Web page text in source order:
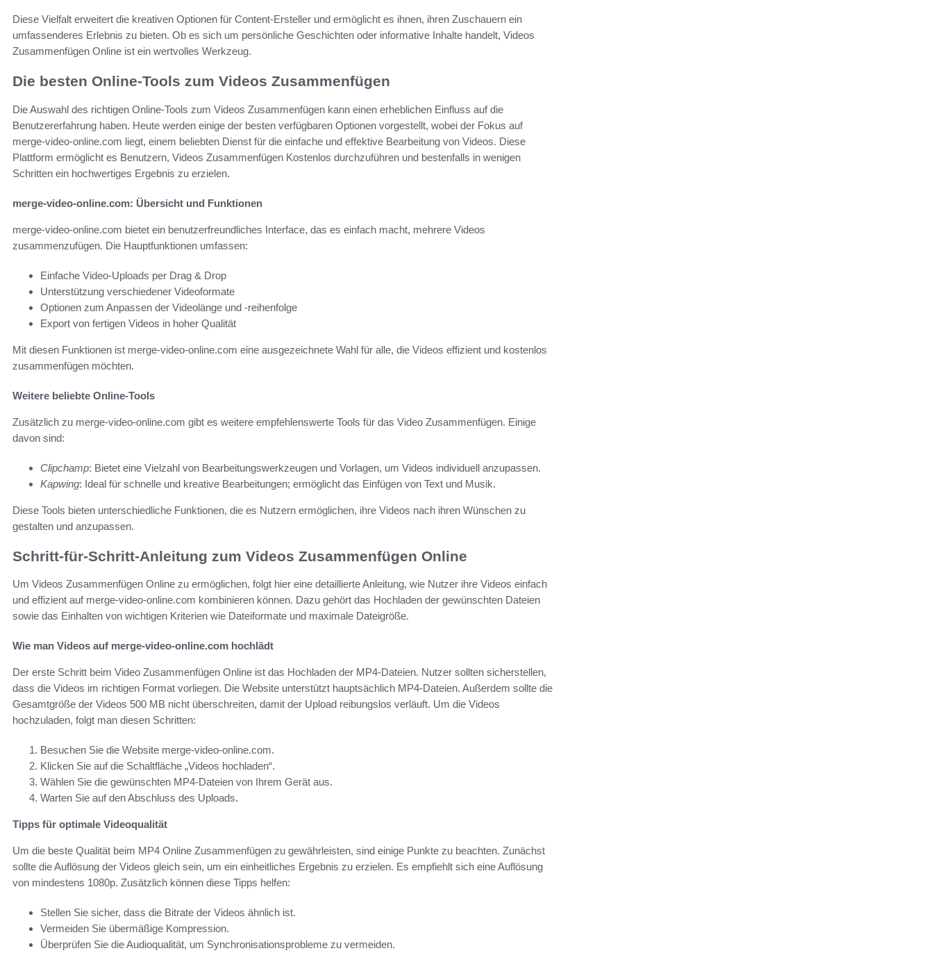
Diese Vielfalt erweitert die kreativen Optionen für Content-Ersteller und ermöglicht es ihnen, ihren Zuschauern ein
umfassenderes Erlebnis zu bieten. Ob es sich um persönliche Geschichten oder informative Inhalte handelt, Videos
Zusammenfügen Online ist ein wertvolles Werkzeug.
Die besten Online-Tools zum Videos Zusammenfügen
Die Auswahl des richtigen Online-Tools zum Videos Zusammenfügen kann einen erheblichen Einfluss auf die
Benutzererfahrung haben. Heute werden einige der besten verfügbaren Optionen vorgestellt, wobei der Fokus auf
merge-video-online.com liegt, einem beliebten Dienst für die einfache und effektive Bearbeitung von Videos. Diese
Plattform ermöglicht es Benutzern, Videos Zusammenfügen Kostenlos durchzuführen und bestenfalls in wenigen
Schritten ein hochwertiges Ergebnis zu erzielen.
merge-video-online.com: Übersicht und Funktionen
merge-video-online.com bietet ein benutzerfreundliches Interface, das es einfach macht, mehrere Videos
zusammenzufügen. Die Hauptfunktionen umfassen:
Einfache Video-Uploads per Drag & Drop
Unterstützung verschiedener Videoformate
Optionen zum Anpassen der Videolänge und -reihenfolge
Export von fertigen Videos in hoher Qualität
Mit diesen Funktionen ist merge-video-online.com eine ausgezeichnete Wahl für alle, die Videos effizient und kostenlos
zusammenfügen möchten.
Weitere beliebte Online-Tools
Zusätzlich zu merge-video-online.com gibt es weitere empfehlenswerte Tools für das Video Zusammenfügen. Einige
davon sind:
Clipchamp: Bietet eine Vielzahl von Bearbeitungswerkzeugen und Vorlagen, um Videos individuell anzupassen.
Kapwing: Ideal für schnelle und kreative Bearbeitungen; ermöglicht das Einfügen von Text und Musik.
Diese Tools bieten unterschiedliche Funktionen, die es Nutzern ermöglichen, ihre Videos nach ihren Wünschen zu
gestalten und anzupassen.
Schritt-für-Schritt-Anleitung zum Videos Zusammenfügen Online
Um Videos Zusammenfügen Online zu ermöglichen, folgt hier eine detaillierte Anleitung, wie Nutzer ihre Videos einfach
und effizient auf merge-video-online.com kombinieren können. Dazu gehört das Hochladen der gewünschten Dateien
sowie das Einhalten von wichtigen Kriterien wie Dateiformate und maximale Dateigröße.
Wie man Videos auf merge-video-online.com hochlädt
Der erste Schritt beim Video Zusammenfügen Online ist das Hochladen der MP4-Dateien. Nutzer sollten sicherstellen,
dass die Videos im richtigen Format vorliegen. Die Website unterstützt hauptsächlich MP4-Dateien. Außerdem sollte die
Gesamtgröße der Videos 500 MB nicht überschreiten, damit der Upload reibungslos verläuft. Um die Videos
hochzuladen, folgt man diesen Schritten:
Besuchen Sie die Website merge-video-online.com.
Klicken Sie auf die Schaltfläche „Videos hochladen“.
Wählen Sie die gewünschten MP4-Dateien von Ihrem Gerät aus.
Warten Sie auf den Abschluss des Uploads.
Tipps für optimale Videoqualität
Um die beste Qualität beim MP4 Online Zusammenfügen zu gewährleisten, sind einige Punkte zu beachten. Zunächst
sollte die Auflösung der Videos gleich sein, um ein einheitliches Ergebnis zu erzielen. Es empfiehlt sich eine Auflösung
von mindestens 1080p. Zusätzlich können diese Tipps helfen:
Stellen Sie sicher, dass die Bitrate der Videos ähnlich ist.
Vermeiden Sie übermäßige Kompression.
Überprüfen Sie die Audioqualität, um Synchronisationsprobleme zu vermeiden.